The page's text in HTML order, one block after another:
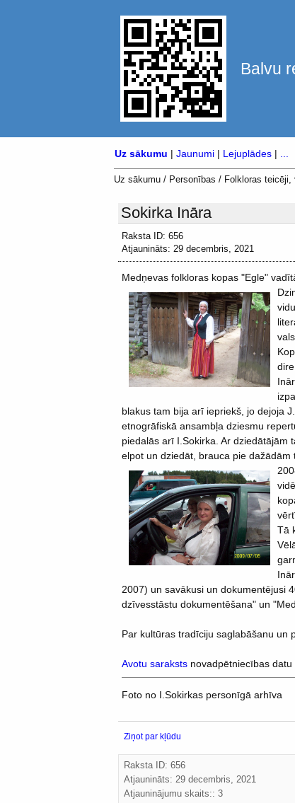
Balvu
Uz sākumu | Jaunumi | Lejuplādes |
Uz sākumu / Personības / Folkloras
Sokirka Ināra
Raksta ID: 656
Atjaunināts: 29 decembris, 2021
Medņevas folkloras kopas "Egle"
blakus tam bija arī iepriekš, jo dejoja
etnogrāfiskā ansambļa dziesmu
piedalās arī I.Sokirka. Ar dziedātājām
elpot un dziedāt, brauca pie
Tā
2007) un savākusi un dokumentējusi
dzīvesstāstu dokumentēšana" un
Par kultūras tradīciju saglabāšanu un
Avotu saraksts novadpētniecības datu
Foto no I.Sokirkas personīgā arhīva
Ziņot par kļūdu
Raksta ID: 656
Atjaunināts: 29 decembris, 2021
Atjauninājumu skaits:: 3